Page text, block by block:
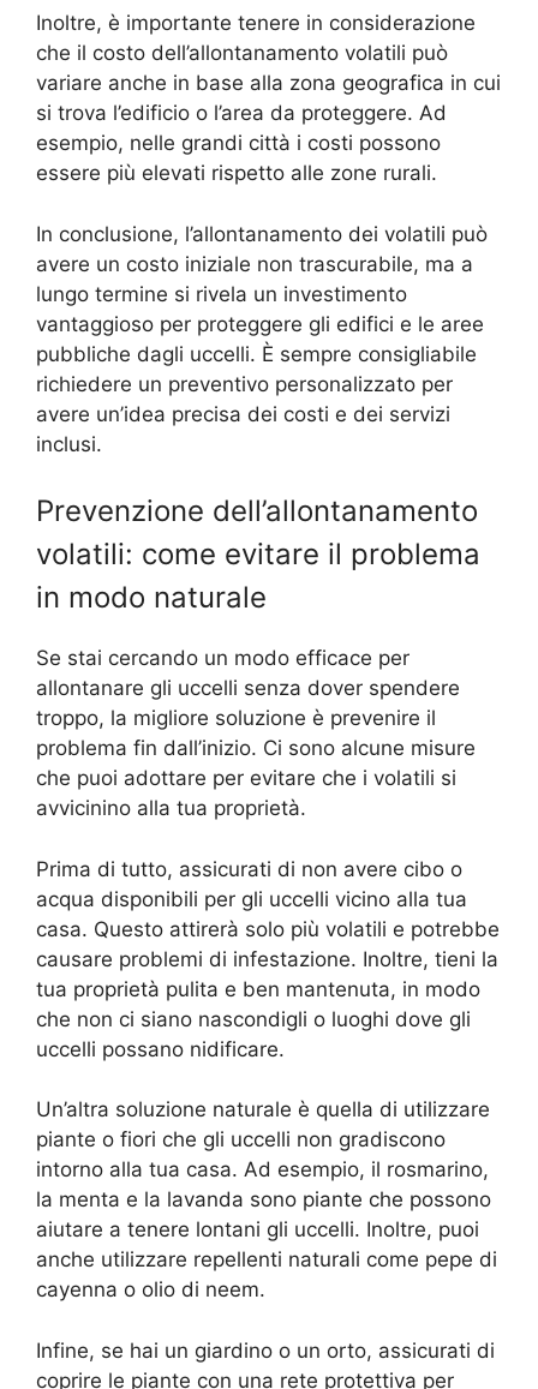
Inoltre, è importante tenere in considerazione
che il costo dell’allontanamento volatili può
variare anche in base alla zona geografica in cui
si trova l’edificio o l’area da proteggere. Ad
esempio, nelle grandi città i costi possono
essere più elevati rispetto alle zone rurali.
In conclusione, l’allontanamento dei volatili può
avere un costo iniziale non trascurabile, ma a
lungo termine si rivela un investimento
vantaggioso per proteggere gli edifici e le aree
pubbliche dagli uccelli. È sempre consigliabile
richiedere un preventivo personalizzato per
avere un’idea precisa dei costi e dei servizi
inclusi.
Prevenzione dell’allontanamento
volatili: come evitare il problema
in modo naturale
Se stai cercando un modo efficace per
allontanare gli uccelli senza dover spendere
troppo, la migliore soluzione è prevenire il
problema fin dall’inizio. Ci sono alcune misure
che puoi adottare per evitare che i volatili si
avvicinino alla tua proprietà.
Prima di tutto, assicurati di non avere cibo o
acqua disponibili per gli uccelli vicino alla tua
casa. Questo attirerà solo più volatili e potrebbe
causare problemi di infestazione. Inoltre, tieni la
tua proprietà pulita e ben mantenuta, in modo
che non ci siano nascondigli o luoghi dove gli
uccelli possano nidificare.
Un’altra soluzione naturale è quella di utilizzare
piante o fiori che gli uccelli non gradiscono
intorno alla tua casa. Ad esempio, il rosmarino,
la menta e la lavanda sono piante che possono
aiutare a tenere lontani gli uccelli. Inoltre, puoi
anche utilizzare repellenti naturali come pepe di
cayenna o olio di neem.
Infine, se hai un giardino o un orto, assicurati di
coprire le piante con una rete protettiva per